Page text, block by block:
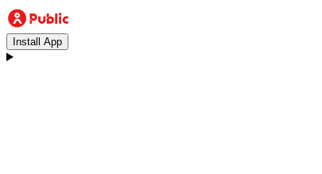
Install App